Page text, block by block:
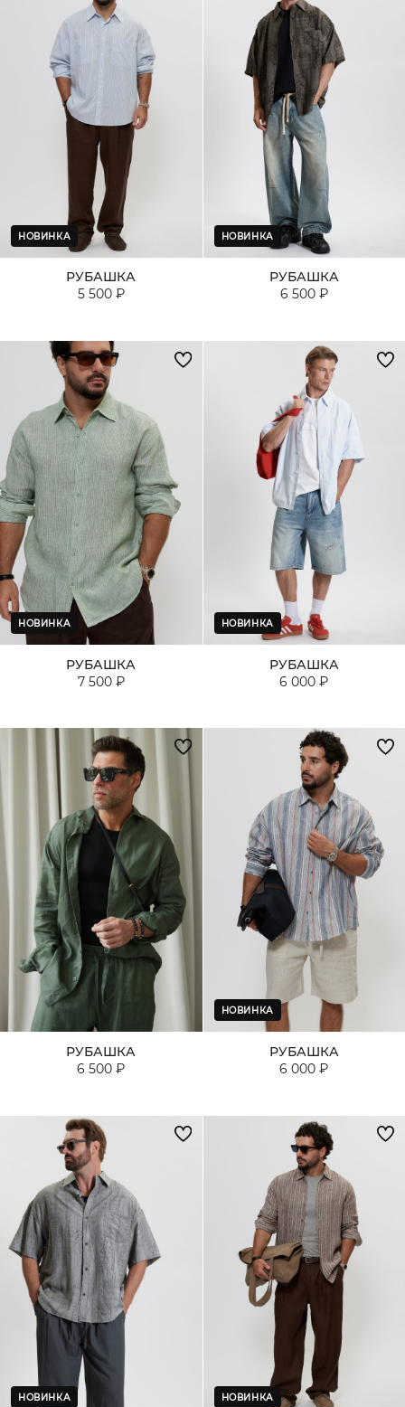
НОВИНКА
РУБАШКА
5 500 ₽
НОВИНКА
РУБАШКА
6 500 ₽
НОВИНКА
РУБАШКА
7 500 ₽
НОВИНКА
РУБАШКА
6 000 ₽
РУБАШКА
6 500 ₽
НОВИНКА
РУБАШКА
6 000 ₽
НОВИНКА НОВИНКА